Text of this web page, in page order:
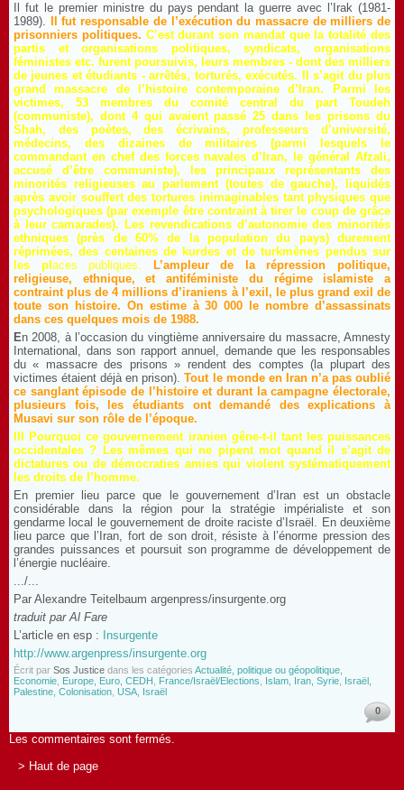
Il fut le premier ministre du pays pendant la guerre avec l’Irak (1981-
1989).
Il fut responsable de l’exécution du massacre de milliers de
prisonniers politiques. C’est durant son mandat que la totalité des
partis et organisations politiques, syndicats, organisations
féministes etc. furent poursuivis, leurs membres - dont des milliers
de jeunes et étudiants - arrêtés, torturés, exécutés. Il s’agit du plus
grand massacre de l’histoire contemporaine d’Iran. Parmi les
victimes, 53 membres du comité central du part Toudeh
(communiste), dont 4 qui avaient passé 25 dans les prisons du
Shah, des poètes, des écrivains, professeurs d’université,
médecins, des dizaines de militaires (parmi lesquels le
commandant en chef des forces navales d’Iran, le général Afzali,
accusé d’être communiste), les principaux représentants des
minorités religieuses au parlement (toutes de gauche), liquidés
après avoir souffert des tortures inimaginables tant physiques que
psychologiques (par exemple être contraint à tirer le coup de grâce
à leur camarades). Les revendications d’autonomie des minorités
ethniques (près de 60% de la population du pays) durement
réprimées, des centaines de kurdes et de turkmènes pendus sur
les pl aces publiques. L’ampleur de la
répression politique,
religieuse, ethnique, et antiféministe du régime islamiste a
contraint plus de 4 millions d’iraniens à l’exil, le plus grand exil de
toute son histoire. On estime à 30 000
le nombre d’assassinats
dans ces quelques mois de 1988.
En 2008, à l’occasion du vingtième anniversaire du massacre, Amnesty
International, dans son rapport annuel, demande que les responsables
du « massacre des prisons » rendent des comptes (la plupart des
victimes étaient déjà en prison).Tout le monde en Iran n’a pas oublié
ce sanglant épisode de l’histoire et durant la campagne électorale,
plusieurs fois, les étudiants ont demandé des explications à
Musavi sur son rôle de l’époque.
III Pourquoi ce gouvernement iranien gêne-t-il tant les puissances
occidentales ? Les mêmes qui ne pipent mot quand il s’agit de
dictatures ou de démocraties amies qui violent systématiquement
les droits de l’homme.
En premier lieu parce que le gouvernement d’Iran est un obstacle
considérable dans la région pour la stratégie impérialiste et son
gendarme local le gouvernement de droite raciste d’Israël. En deuxième
lieu parce que l’Iran, fort de son droit, résiste à l’énorme pression des
grandes puissances et poursuit son programme de développement de
l’énergie nucléaire.
.../...
Par Alexandre Teitelbaum argenpress/insurgente.org
traduit par Al Fare
L’article en esp :
Insurgente
http://www.argenpress/insurgente.org
Écrit par Sos Justice dans les catégories Actualité, politique ou géopolitique,
Economie Europe, Euro, CEDH France/Israël/Elections Islam, Iran, Syrie Israël,
Palestine, Colonisation USA, Israël
0
Les commentaires sont fermés.
> Haut de page